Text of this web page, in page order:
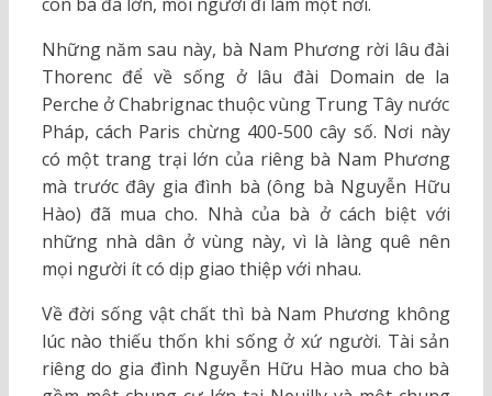
Những năm sau này, bà Nam Phương rời lâu đài
Thorenc để về sống ở lâu đài Domain de la
Perche ở Chabrignac thuộc vùng Trung Tây nước
Pháp, cách Paris chừng 400-500 cây số. Nơi này
có một trang trại lớn của riêng bà Nam Phương
mà trước đây gia đình bà (ông bà Nguyễn Hữu
Hào) đã mua cho. Nhà của bà ở cách biệt với
những nhà dân ở vùng này, vì là làng quê nên
mọi người ít có dịp giao thiệp với nhau.
Về đời sống vật chất thì bà Nam Phương không
lúc nào thiếu thốn khi sống ở xứ người. Tài sản
riêng do gia đình Nguyễn Hữu Hào mua cho bà